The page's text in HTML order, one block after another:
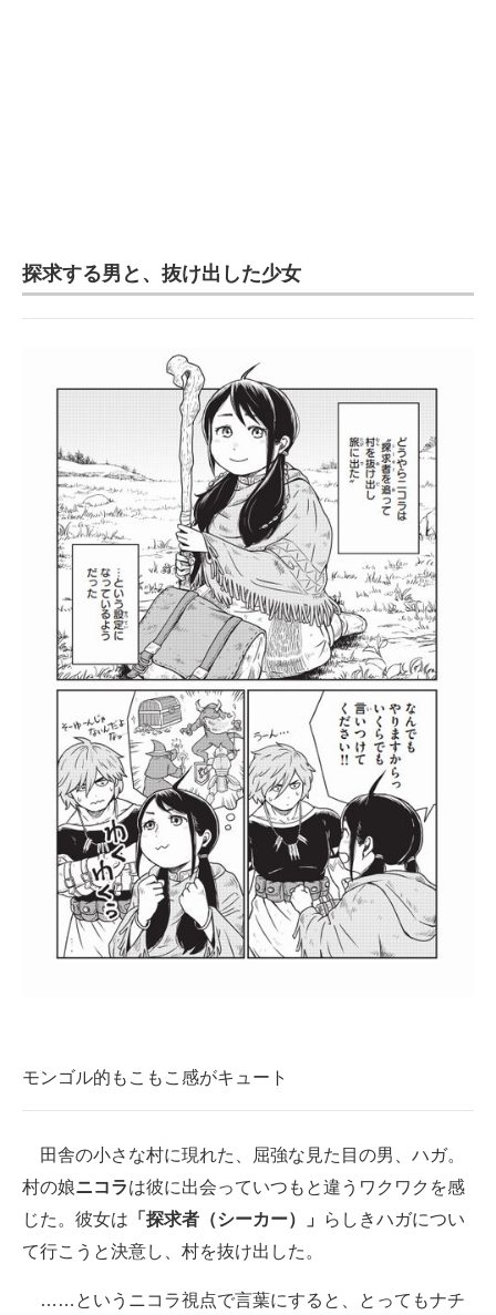
探求する男と、抜け出した少女
モンゴル的もこもこ感がキュート
田舎の小さな村に現れた、屈強な見た目の男、ハガ。
村の娘ニコラは彼に出会っていつもと違うワクワクを感
じた。彼女は 「探求者（シーカー）」
らしきハガについ
て行こうと決意し、村を抜け出した。
……というニコラ視点で言葉にすると、とってもナチ